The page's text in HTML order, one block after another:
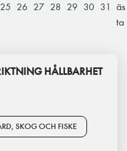
25 26 27 28 29 30 31
äs
ta
HÅLLBARHET
SKOG OCH FISKE